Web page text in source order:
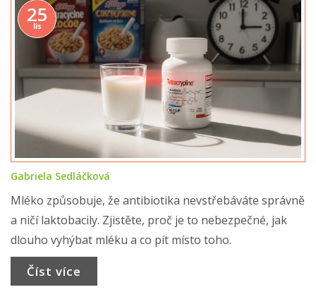
25
lis
Gabriela Sedláčková
Mléko způsobuje, že antibiotika nevstřebáváte správně
a ničí laktobacily. Zjistěte, proč je to nebezpečné, jak
dlouho vyhýbat mléku a co pít místo toho.
Číst více